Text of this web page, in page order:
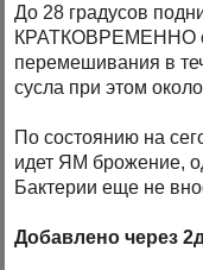
До 28 градусов
КРАТКОВРЕМЕННО
перемешивания в
сусла при этом
По состоянию на
идет ЯМ брожение,
Бактерии еще не
Добавлено через